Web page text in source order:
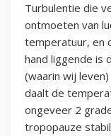
Turbulentie die
ontmoeten van
temperatuur, en
hand liggende is
(waarin wij
daalt de
ongeveer 2
tropopauze